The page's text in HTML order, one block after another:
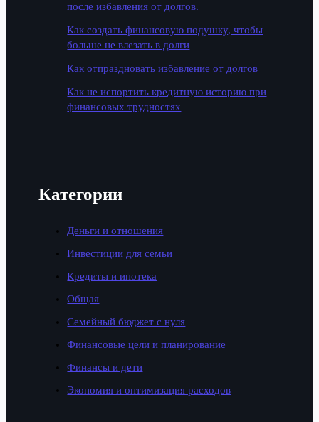
после избавления от долгов.
Как создать финансовую подушку, чтобы
больше не влезать в долги
Как отпраздновать избавление от долгов
Как не испортить кредитную историю при
финансовых трудностях
Категории
Деньги и отношения
Инвестиции для семьи
Кредиты и ипотека
Общая
Семейный бюджет с нуля
Финансовые цели и планирование
Финансы и дети
Экономия и оптимизация расходов